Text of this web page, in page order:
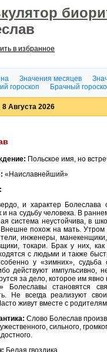
в избранное
Значения месяцев
гороскоп
Брачный
Августа 2026
Польское имя, но
«Наиславнейший»
и характер Болеслава
и на судьбу человека. В
система неустойчива, в
похож на мать. Утром
инженеры,
токари. Брак у них,
с людьми и также
у «зимних»,
действуют импульсивно,
за дело, которое им
Болеславы становятся
Не всегда реализуют
живут вместе с
Слово Болеслав
сильного,
Белая гвоздика